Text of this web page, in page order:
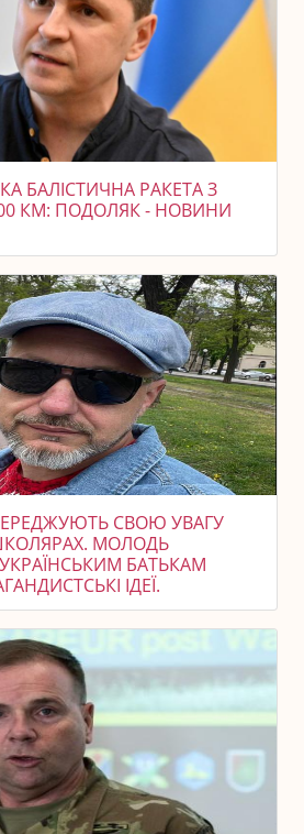
БАЛІСТИЧНА РАКЕТА З
КМ: ПОДОЛЯК - НОВИНИ
СВОЮ УВАГУ
МОЛОДЬ
БАТЬКАМ
ІДЕЇ.